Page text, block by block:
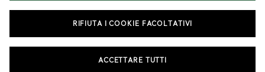
T&Co. 2026
RIFIUTA I COOKIE FACOLTATIVI
ACCETTARE TUTTI